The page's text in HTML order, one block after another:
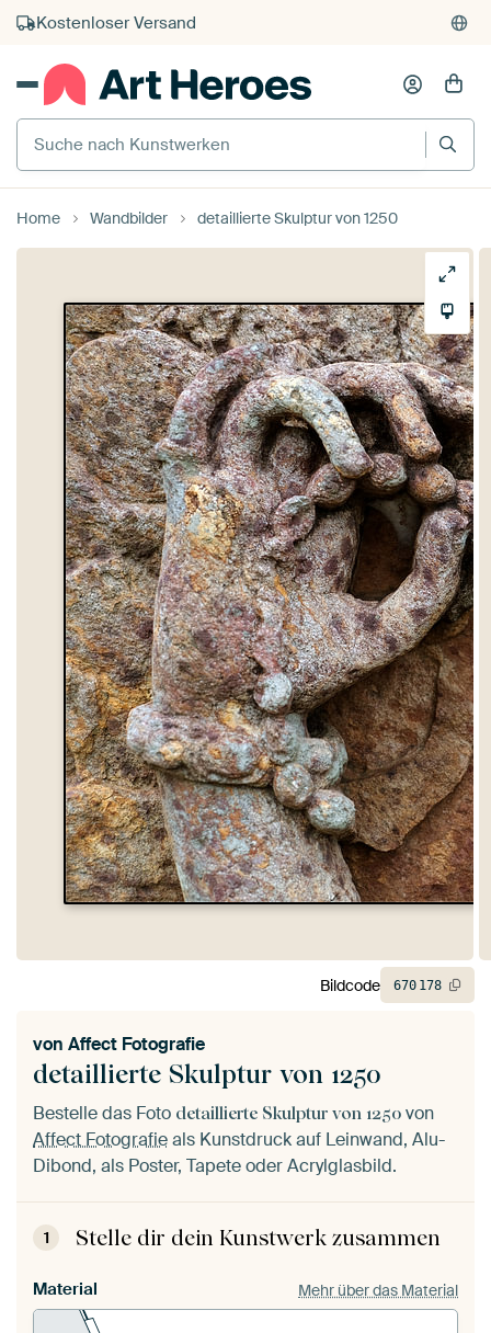
Kostenloser Versand
Kauf auf Rechnung
Individueller Druck auf Bestellung
Suche nach Kunstwerken
Home Wandbilder detaillierte Skulptur von 1250
detaillierte Skulptur von 1250
von Affect Fotografie
Bestelle das Foto detaillierte Skulptur von 1250 von
Affect Fotografieals Kunstdruck auf Leinwand, Alu-
Dibond, als Poster, Tapete oder Acrylglasbild.
1 Stelle dir dein Kunstwerk zusammen
Material Mehr über das Material
Bildcode 670 178